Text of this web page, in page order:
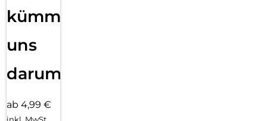
kümmern
uns
darum!
ab 4,99 €